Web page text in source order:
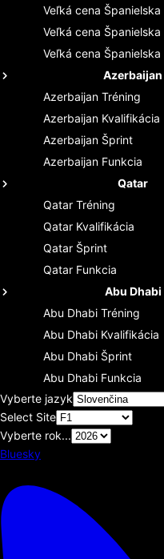
Veľká cena Španielska
Veľká cena Španielska
Veľká cena Španielska
Azerbaijan
Azerbaijan Tréning
Azerbaijan Kvalifikácia
Azerbaijan Šprint
Azerbaijan Funkcia
Qatar
Qatar Tréning
Qatar Kvalifikácia
Qatar Šprint
Qatar Funkcia
Abu Dhabi
Abu Dhabi Tréning
Abu Dhabi Kvalifikácia
Abu Dhabi Šprint
Abu Dhabi Funkcia
Vyberte jazyk
Select Site
Vyberte rok...
Bluesky